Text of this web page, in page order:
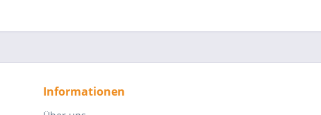
Informationen